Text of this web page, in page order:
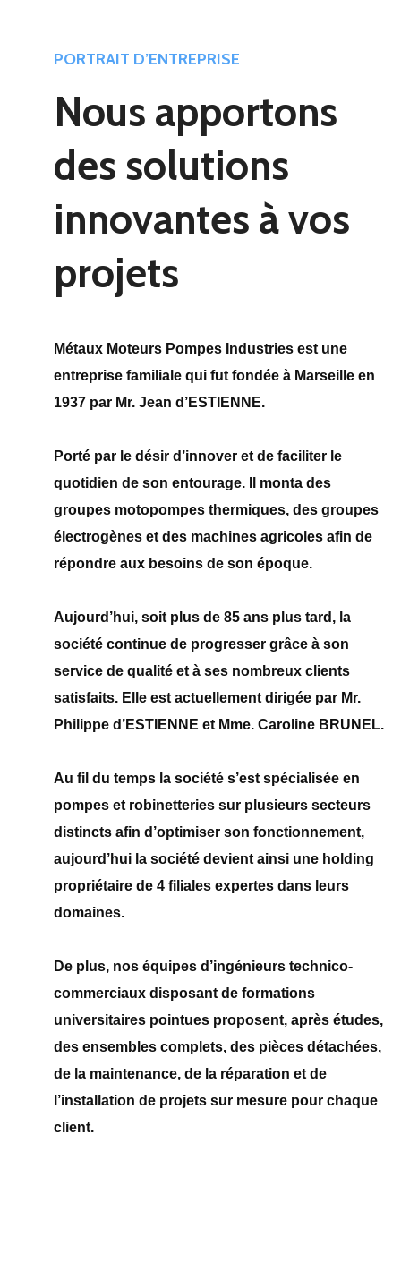
PORTRAIT D’ENTREPRISE
Nous apportons
des solutions
innovantes à vos
projets
Métaux Moteurs Pompes Industries est une
entreprise familiale qui fut fondée à Marseille en
1937 par Mr. Jean d’ESTIENNE.
Porté par le désir d’innover et de faciliter le
quotidien de son entourage. Il monta des
groupes motopompes thermiques, des groupes
électrogènes et des machines agricoles afin de
répondre aux besoins de son époque.
Aujourd’hui, soit plus de 85 ans plus tard, la
société continue de progresser grâce à son
service de qualité et à ses nombreux clients
satisfaits. Elle est actuellement dirigée par Mr.
Philippe d’ESTIENNE et Mme. Caroline BRUNEL.
Au fil du temps la société s’est spécialisée en
pompes et robinetteries sur plusieurs secteurs
distincts afin d’optimiser son fonctionnement,
aujourd’hui la société devient ainsi une holding
propriétaire de 4 filiales expertes dans leurs
domaines.
De plus, nos équipes d’ingénieurs technico-
commerciaux disposant de formations
universitaires pointues proposent, après études,
des ensembles complets, des pièces détachées,
de la maintenance, de la réparation et de
l’installation de projets sur mesure pour chaque
client.